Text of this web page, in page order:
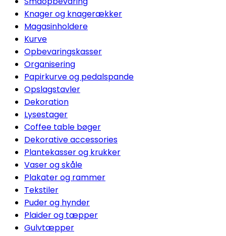
Knager og knagerækker
Magasinholdere
Kurve
Opbevaringskasser
Organisering
Papirkurve og pedalspande
Opslagstavler
Dekoration
Lysestager
Coffee table bøger
Dekorative accessories
Plantekasser og krukker
Vaser og skåle
Plakater og rammer
Tekstiler
Puder og hynder
Plaider og tæpper
Gulvtæpper